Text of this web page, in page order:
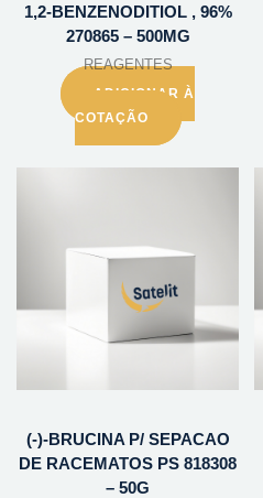
1,2-BENZENODITIOL , 96%
270865 – 500MG
REAGENTES
ADICIONAR À
COTAÇÃO
(-)-BRUCINA P/ SEPACAO
DE RACEMATOS PS 818308
– 50G